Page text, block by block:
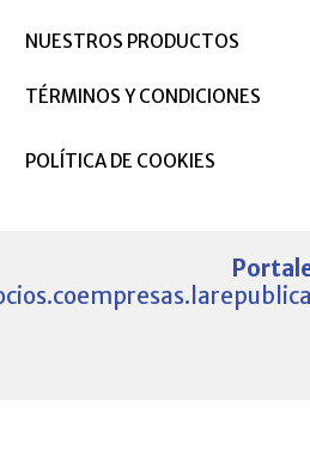
NUESTROS PRODUCTOS
TÉRMINOS Y CONDICIONES
POLÍTICA DE COOKIES